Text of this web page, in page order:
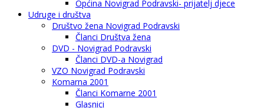
Općina Novigrad Podravski- prijatelj djece
Udruge i društva
Društvo žena Novigrad Podravski
Članci Društva žena
DVD - Novigrad Podravski
Članci DVD-a Novigrad
VZO Novigrad Podravski
Komarna 2001
Članci Komarne 2001
Glasnici